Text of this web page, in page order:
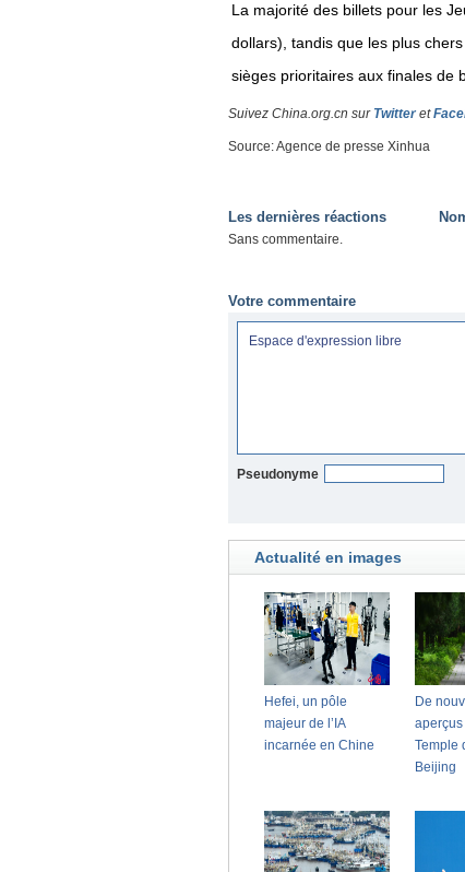
La majorité des billets pour les
dollars), tandis que les plus
sièges prioritaires aux finales de
Suivez China.org.cn sur Twitteret
Source: Agence de presse Xinhua
Les dernières réactions
Sans commentaire.
Votre commentaire
Pseudonyme